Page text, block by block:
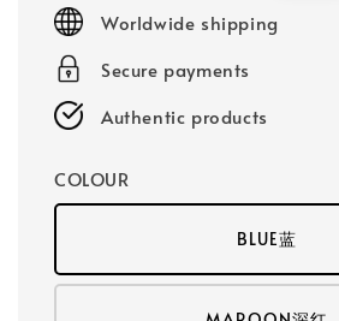
Worldwide shipping
Secure payments
Authentic products
COLOUR
BLUE蓝